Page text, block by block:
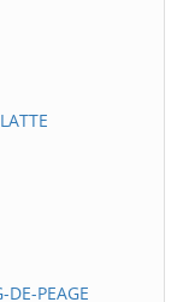
PEAGE